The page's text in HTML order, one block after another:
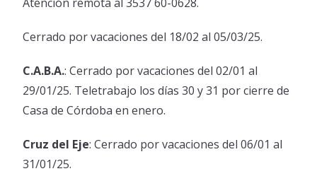
Cerrado por vacaciones del 18/02 al 05/03/25.
C.A.B.A.: Cerrado por vacaciones del 02/01 al
29/01/25. Teletrabajo los días 30 y 31 por cierre de
Casa de Córdoba en enero.
Cruz del Eje: Cerrado por vacaciones del 06/01 al
31/01/25.